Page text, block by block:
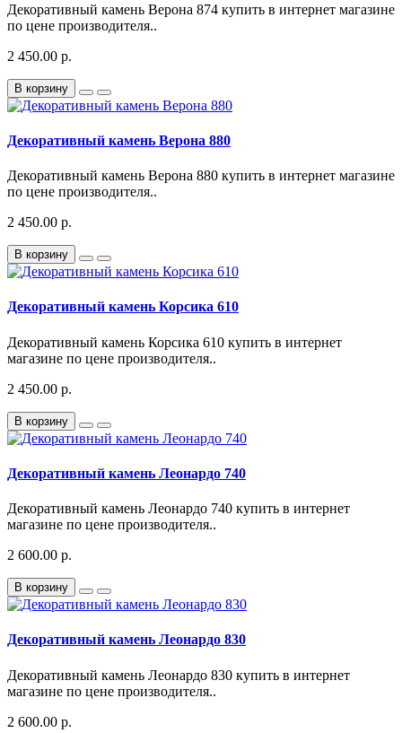
Декоративный камень Верона 874 купить в интернет магазине
по цене производителя..
2 450.00 р.
В корзину
Декоративный камень Верона 880
Декоративный камень Верона 880 купить в интернет магазине
по цене производителя..
2 450.00 р.
В корзину
Декоративный камень Корсика 610
Декоративный камень Корсика 610 купить в интернет
магазине по цене производителя..
2 450.00 р.
В корзину
Декоративный камень Леонардо 740
Декоративный камень Леонардо 740 купить в интернет
магазине по цене производителя..
2 600.00 р.
В корзину
Декоративный камень Леонардо 830
Декоративный камень Леонардо 830 купить в интернет
магазине по цене производителя..
2 600.00 р.